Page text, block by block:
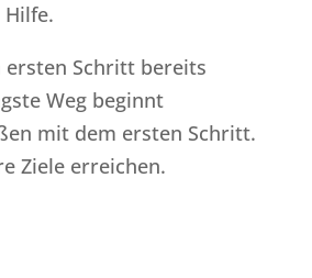
Hilfe.
ersten Schritt bereits
Weg beginnt
mit dem ersten Schritt.
Ziele erreichen.